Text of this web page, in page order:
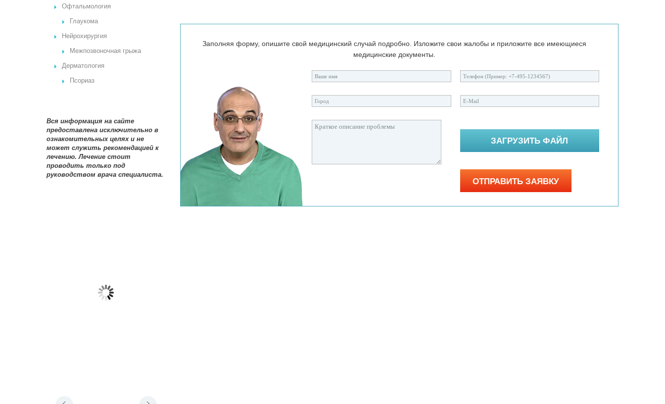
Офтальмология
Глаукома
Нейрохирургия
Межпозвоночная грыжа
Дерматология
Псориаз
Вся информация на сайте
предоставлена исключительно в
ознакомительных целях и не
может служить рекомендацией к
лечению. Лечение стоит
проводить только под
руководством врача специалиста.
Оптимальный вариант лечения в
Клиника «Ассута»
Медицинский центр
Заполняя форму, опишите свой медицинский случай подробно. Изложите свои жалобы и приложите все имеющиеся
медицинские документы.